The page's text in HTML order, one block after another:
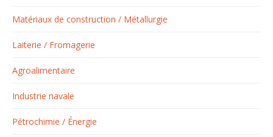
Matériaux de construction / Métallurgie
Laiterie / Fromagerie
Agroalimentaire
Industrie navale
Pétrochimie / Énergie